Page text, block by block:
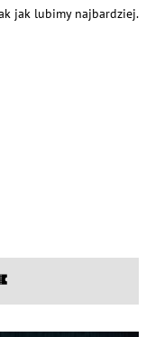
jak lubimy najbardziej.